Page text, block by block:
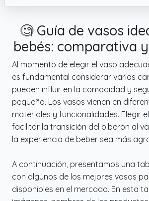
en el transporte
🧐 Guía de vasos
bebés: comparativa
Al momento de elegir el vaso
es fundamental considerar varias
pueden influir en la comodidad y
pequeño. Los vasos vienen en
materiales y funcionalidades. Elegir
facilitar la transición del biberón al
la experiencia de beber sea más
A continuación, presentamos una
con algunos de los mejores vasos
disponibles en el mercado. En esta